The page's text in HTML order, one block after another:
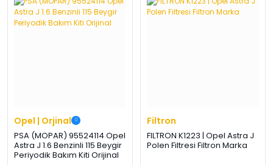
Beni
OCP
K
›
Ş
›
A
›
Opel | Orjinal
PSA (MOPAR) 95524114 Opel
Astra J 1.6 Benzinli 115 Beygir
Periyodik Bakım Kiti Orijinal
Filtron
FILTRON K1223 | Opel Astra J
Polen Filtresi Filtron Marka